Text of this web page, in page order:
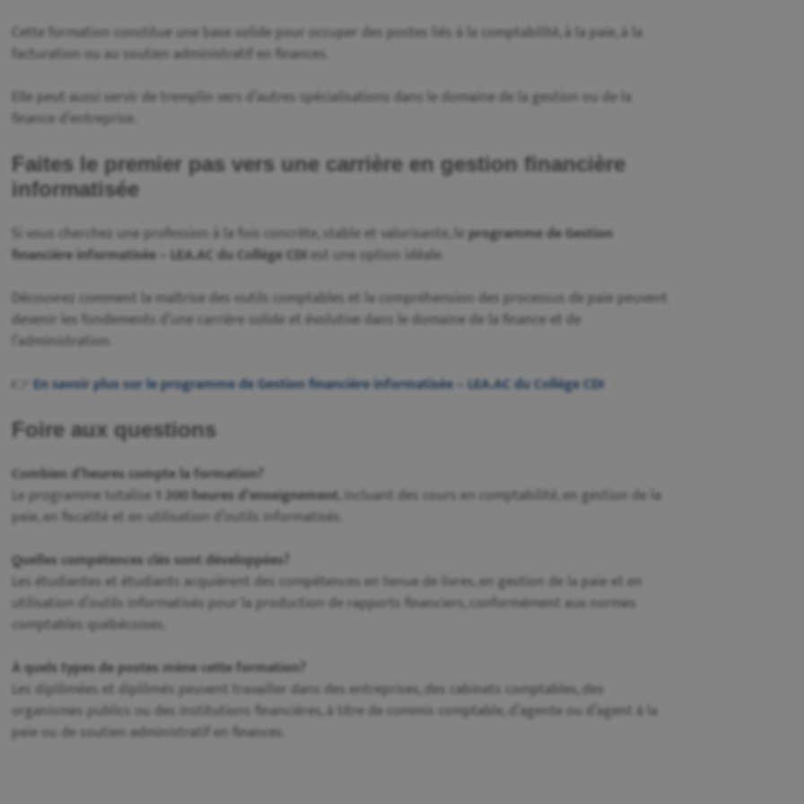
Cette formation constitue une base solide pour occuper des postes liés à la comptabilité, à la paie, à la
facturation ou au soutien administratif en finances.
Elle peut aussi servir de tremplin vers d’autres spécialisations dans le domaine de la gestion ou de la
finance d’entreprise.
Faites le premier pas vers une carrière en gestion financière
informatisée
Si vous cherchez une profession à la fois concrète, stable et valorisante, leprogramme de Gestion
financière informatisée – LEA.AC du Collège CDIest une option idéale.
Découvrez comment la maîtrise des outils comptables et la compréhension des processus de paie peuvent
devenir les fondements d’une carrière solide et évolutive dans le domaine de la finance et de
l’administration.
👉En savoir plus sur le programme de Gestion financière informatisée – LEA.AC du Collège CDI
Foire aux questions
Combien d’heures compte la formation?
Le programme totalise 1 200 heures d’enseignement , incluant des cours en comptabilité, en gestion de la
paie, en fiscalité et en utilisation d’outils informatisés.
Quelles compétences clés sont développées?
Les étudiantes et étudiants acquièrent des compétences en tenue de livres, en gestion de la paie et en
utilisation d’outils informatisés pour la production de rapports financiers, conformément aux normes
comptables québécoises.
À quels types de postes mène cette formation?
Les diplômées et diplômés peuvent travailler dans des entreprises, des cabinets comptables, des
organismes publics ou des institutions financières, à titre de commis comptable, d’agente ou d’agent à la
paie ou de soutien administratif en finances.